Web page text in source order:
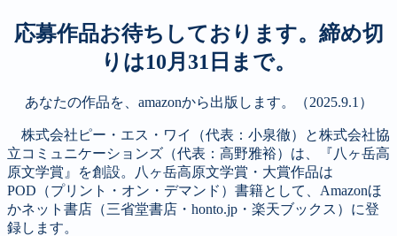
MENU
韮崎エリア
八ヶ岳自然散策
イベント紹介
投稿コーナー
新聞
定期購読のご案内
第４回 八ヶ岳高原文学賞
応募作品お待ちしております。締め切
りは10月31日まで。
あなたの作品を、amazonから出版します。（2025.9.1）
株式会社ピー・エス・ワイ（代表：小泉徹）と株式会社協
立コミュニケーションズ（代表：高野雅裕）は、『八ヶ岳高
原文学賞』を創設。八ヶ岳高原文学賞・大賞作品は
POD（プリント・オン・デマンド）書籍として、Amazonほ
かネット書店（三省堂書店・honto.jp・楽天ブックス）に登
録します。